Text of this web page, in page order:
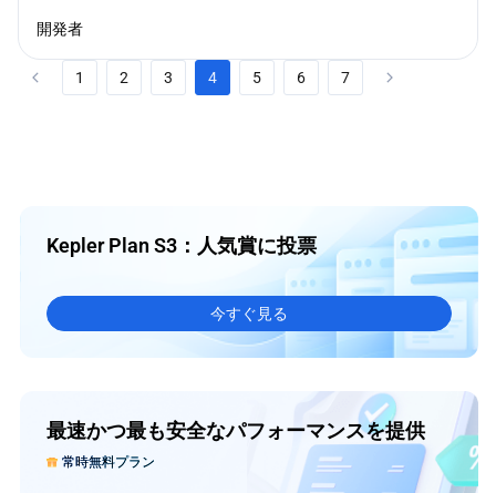
開発者
1 2 3 4 5 6 7
Kepler Plan S3：人気賞に投票
今すぐ見る
最速かつ最も安全なパフォーマンスを提供
常時無料プラン